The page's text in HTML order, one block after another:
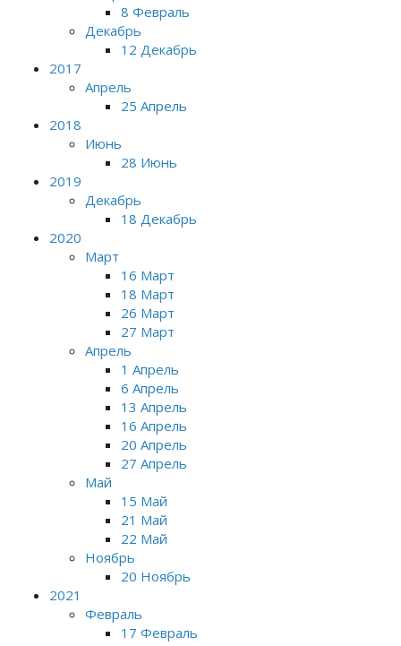
8 Февраль
Декабрь
12 Декабрь
2017
Апрель
25 Апрель
2018
Июнь
28 Июнь
2019
Декабрь
18 Декабрь
2020
Март
16 Март
18 Март
26 Март
27 Март
Апрель
1 Апрель
6 Апрель
13 Апрель
16 Апрель
20 Апрель
27 Апрель
Май
15 Май
21 Май
22 Май
Ноябрь
20 Ноябрь
2021
Февраль
17 Февраль